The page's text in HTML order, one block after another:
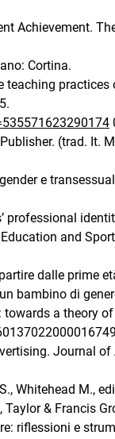
Achievement.
Cortina.
(trad. It.
e
professional
and
dalle prime
bambino di
a theory
Journal
Whitehead M.,
& Francis
riflessioni e